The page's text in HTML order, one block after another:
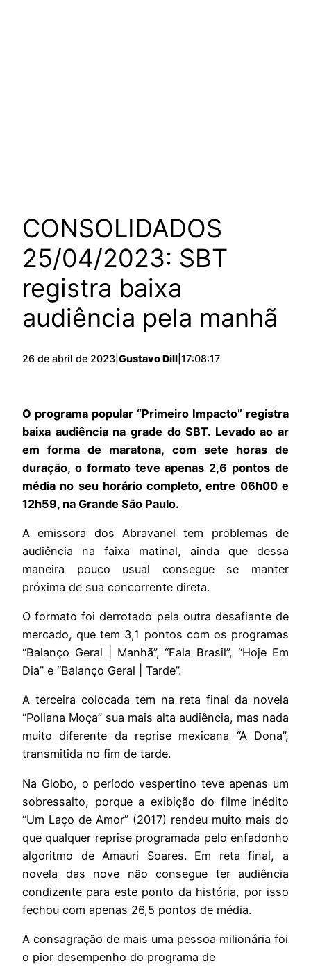
CONSOLIDADOS
25/04/2023: SBT
registra baixa
audiência pela manhã
26 de abril de 2023 Gustavo Dill 17:08:17
O programa popular “Primeiro Impacto” registra
baixa audiência na grade do SBT. Levado ao ar
em forma de maratona, com sete horas de
duração, o formato teve apenas 2,6 pontos de
média no seu horário completo, entre 06h00 e
12h59, na Grande São Paulo.
A emissora dos Abravanel tem problemas de
audiência na faixa matinal, ainda que dessa
maneira pouco usual consegue se manter
próxima de sua concorrente direta.
O formato foi derrotado pela outra desafiante de
mercado, que tem 3,1 pontos com os programas
“Balanço Geral | Manhã”, “Fala Brasil”, “Hoje Em
Dia” e “Balanço Geral | Tarde”.
A terceira colocada tem na reta final da novela
“Poliana Moça” sua mais alta audiência, mas nada
muito diferente da reprise mexicana “A Dona”,
transmitida no fim de tarde.
Na Globo, o período vespertino teve apenas um
sobressalto, porque a exibição do filme inédito
“Um Laço de Amor” (2017) rendeu muito mais do
que qualquer reprise programada pelo enfadonho
algoritmo de Amauri Soares. Em reta final, a
novela das nove não consegue ter audiência
condizente para este ponto da história, por isso
fechou com apenas 26,5 pontos de média.
A consagração de mais uma pessoa milionária foi
o pior desempenho do programa de